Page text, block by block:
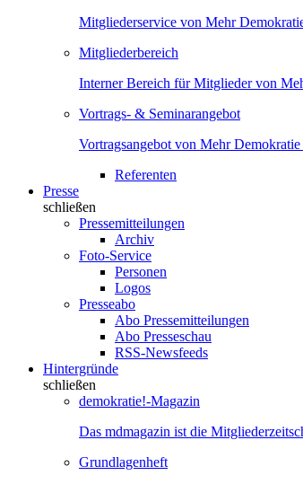
Mitgliederservice von Mehr
Mitgliederbereich
Interner Bereich für Mitglieder von
Vortrags- & Seminarangebot
Vortragsangebot von Mehr
Referenten
Presse
schließen
Pressemitteilungen
Archiv
Foto-Service
Personen
Logos
Presseabo
Abo Pressemitteilungen
Abo Presseschau
RSS-Newsfeeds
Hintergründe
schließen
demokratie!-Magazin
Das mdmagazin ist die
Grundlagenheft